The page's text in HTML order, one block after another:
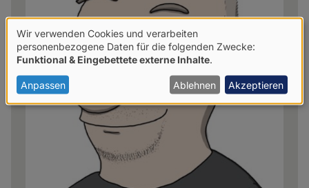
Verwendung
von
personenbezogenen
Daten
Wir verwenden Cookies und verarbeiten
personenbezogene Daten für die folgenden Zwecke:
Funktional & Eingebettete externe Inhalte.
Anpassen Ablehnen Akzeptieren